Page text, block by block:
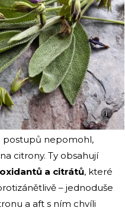
i
postupů nepomohl,
citrony. Ty obsahují
a citrátů, které
– jednoduše
a aft s ním chvíli